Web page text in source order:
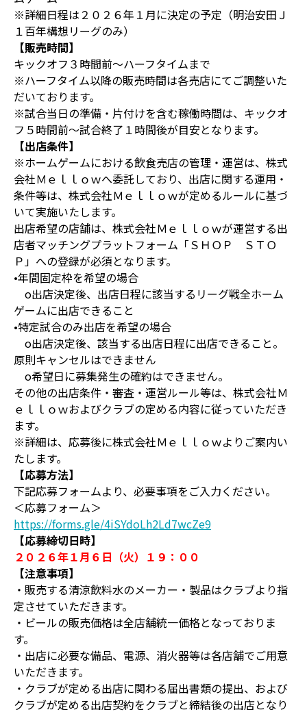
※詳細日程は２０２６年１月に決定の予定（明治安田Ｊ
１百年構想リーグのみ）
【販売時間】
キックオフ３時間前～ハーフタイムまで
※ハーフタイム以降の販売時間は各売店にてご調整いた
だいております。
※試合当日の準備・片付けを含む稼働時間は、キックオ
フ５時間前～試合終了１時間後が目安となります。
【出店条件】
※ホームゲームにおける飲食売店の管理・運営は、株式
会社Ｍｅｌｌｏｗへ委託しており、出店に関する運用・
条件等は、株式会社Ｍｅｌｌｏｗが定めるルールに基づ
いて実施いたします。
出店希望の店舗は、株式会社Ｍｅｌｌｏｗが運営する出
店者マッチングプラットフォーム「ＳＨＯＰ ＳＴＯ
Ｐ」への登録が必須となります。
•年間固定枠を希望の場合
o出店決定後、出店日程に該当するリーグ戦全ホーム
ゲームに出店できること
•特定試合のみ出店を希望の場合
o出店決定後、該当する出店日程に出店できること。
原則キャンセルはできません
o希望日に募集発生の確約はできません。
その他の出店条件・審査・運営ルール等は、株式会社Ｍ
ｅｌｌｏｗおよびクラブの定める内容に従っていただき
ます。
※詳細は、応募後に株式会社Ｍｅｌｌｏｗよりご案内い
たします。
【応募方法】
下記応募フォームより、必要事項をご入力ください。
＜応募フォーム＞
https://forms.gle/4iSYdoLh2Ld7wcZe9
【応募締切日時】
２０２６年１月６日（火）１９：００
【注意事項】
・販売する清涼飲料水のメーカー・製品はクラブより指
定させていただきます。
・ビールの販売価格は全店舗統一価格となっておりま
す。
・出店に必要な備品、電源、消火器等は各店舗でご用意
いただきます。
・クラブが定める出店に関わる届出書類の提出、および
クラブが定める出店契約をクラブと締結後の出店となり